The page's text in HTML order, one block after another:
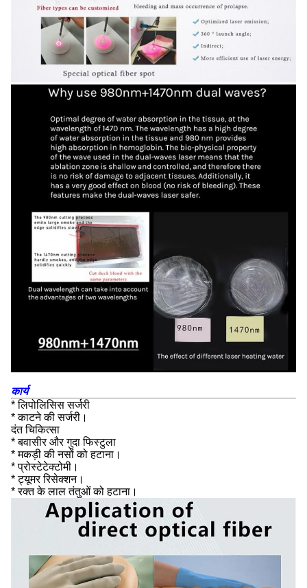
कार्य
* लिपोलिसिस सर्जरी
* काटने की सर्जरी।
दंत चिकित्सा
* बवासीर और गुदा फिस्टुला
* मकड़ी की नसों को हटाना।
* प्रोस्टेटेक्टोमी।
* ट्यूमर रिसेक्शन।
* रक्त के लाल तंतुओं को हटाना।